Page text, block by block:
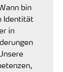
bin
Identität
in